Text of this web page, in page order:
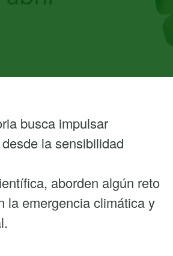
busca impulsar
la sensibilidad
aborden algún reto
la emergencia climática y